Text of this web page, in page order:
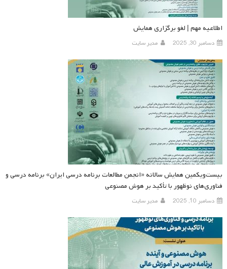
اطلاعیه مهم | لغو برگزاری همایش
دسامبر 30, 2025 مدیر سایت
بیست‌ویکمین همایش سالانه «انجمن مطالعات برنامه درسی ایران» برنامه‌ درسی و
فناوری‌های نوظهور با تأکید بر هوش مصنوعی
دسامبر 10, 2025 مدیر سایت